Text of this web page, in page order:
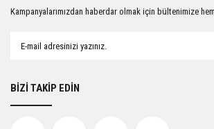
Gönder
Kampanyalarımızdan haberdar olmak için bültenimize
BİZİ TAKİP EDİN